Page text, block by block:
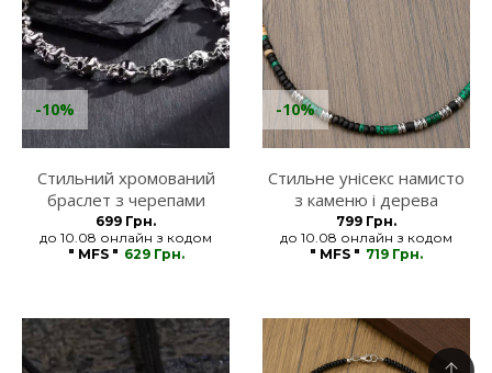
Стильний хромований
браслет з черепами
MFStore
699 Грн.
до 10.08 онлайн з кодом
" MFS " 629 Грн.
-10%
Стильне унісекс намисто
з каменю і дерева
MFStore
799 Грн.
до 10.08 онлайн з кодом
" MFS " 719 Грн.
-10%